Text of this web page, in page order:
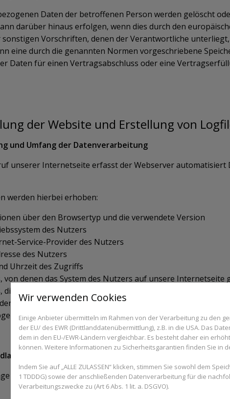
Daten der betroffenen Person werden gelöscht
darüber hinaus erfolgen, wenn dies durch den
sonstigen Vorschriften, denen der Verantwortliche
eine durch die genannten Normen vorgeschriebene
Daten für einen Vertragsabschluss oder eine
der Website und Erstellung von
und Umfang der Datenverarbeitung
unserer Internetseite erfasst der Webserver
werden hierbei erhoben:
über den Browsertyp und die verwendete Version
des Nutzers
Service-Provider des Nutzers
des Nutzers
Uhrzeit des Zugriffs
von denen das System des Nutzers auf unsere Internetseite
die vom System des Nutzers über unsere Website aufgerufen
ebenfalls in den Logfiles auf dem Webserver
Daten des Nutzers findet nicht statt.
für die Datenverarbeitung
für die vorübergehende Speicherung der Daten und der
Wir verwenden Cookies
Einige Anbieter übermitteln im Rahmen von der Verarbeitung zu den
der EU/ des EWR (Drittlanddatenübermittlung), z.B. in die USA. Das
dem in den EU-/EWR-Ländern vergleichbar. Es besteht daher ein
können. Weitere Informationen zu Sicherheitsgarantien finden Sie in
Indem Sie auf „ALLE ZULASSEN“ klicken, stimmen Sie sowohl dem
1 TDDDG) sowie der anschließenden Datenverarbeitung für die
Verarbeitungszwecke zu (Art 6 Abs. 1 lit. a. DSGVO).